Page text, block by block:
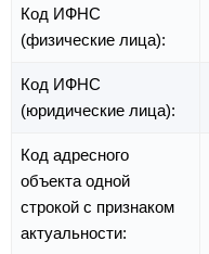
Код ИФНС
(физические лица):
Код ИФНС
(юридические лица):
Код адресного
объекта одной
строкой с признаком
актуальности: